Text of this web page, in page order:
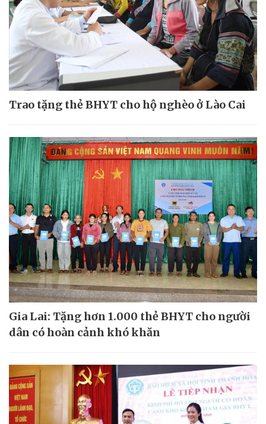
Trao tặng thẻ BHYT cho hộ nghèo ở Lào Cai
Gia Lai: Tặng hơn 1.000 thẻ BHYT cho người
dân có hoàn cảnh khó khăn